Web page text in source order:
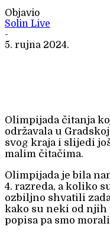
Objavio
Solin Live
-
5. rujna 2024.
Olimpijada čitanja
održavala u
svog kraja i slijedi
malim čitačima.
Olimpijada je bila
4. razreda, a koliko
ozbiljno shvatili
kako su neki od njih
popisa pa smo